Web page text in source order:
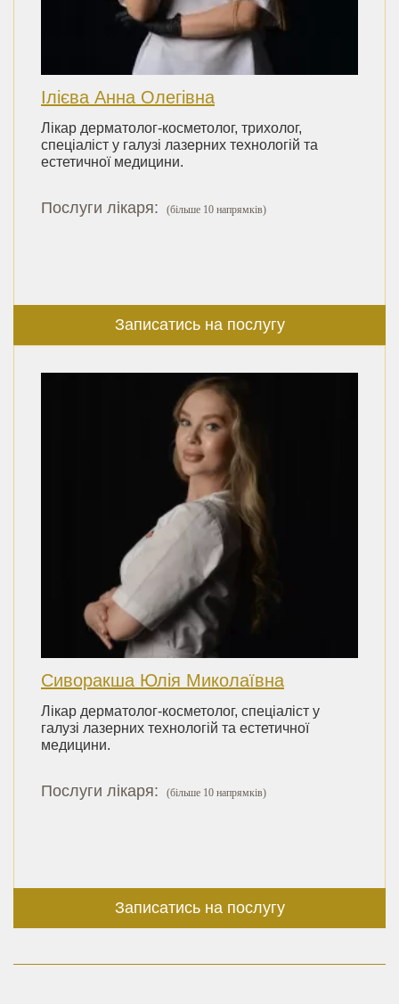
Ілієва Анна Олегівна
Лікар дерматолог-косметолог, трихолог,
спеціаліст у галузі лазерних технологій та
естетичної медицини.
Послуги лікаря: (більше 10 напрямків)
Записатись на послугу
Сиворакша Юлія Миколаївна
Лікар дерматолог-косметолог, спеціаліст у
галузі лазерних технологій та естетичної
медицини.
Послуги лікаря: (більше 10 напрямків)
Записатись на послугу